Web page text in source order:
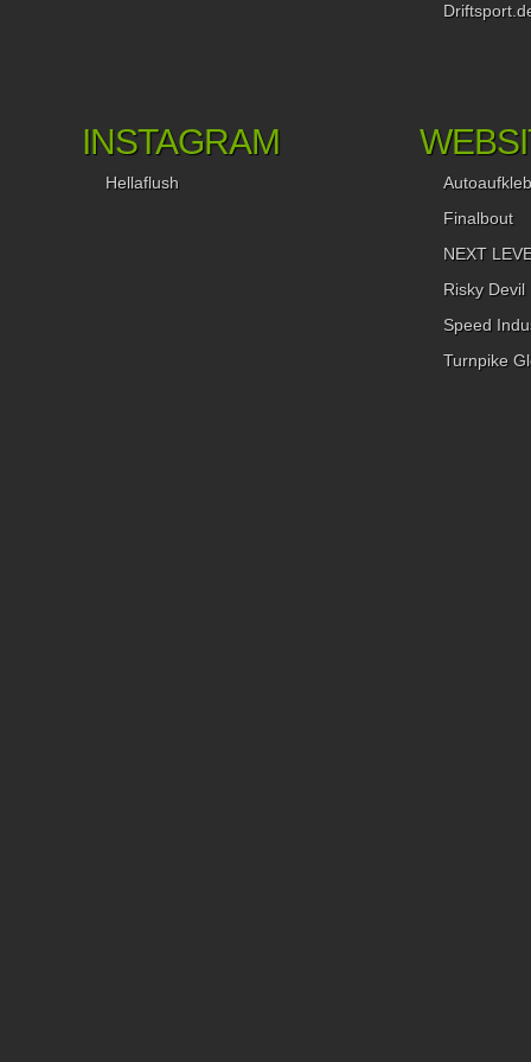
und Türschlossbeleuchtungen sind verschwunden und auch
elektrischen Spiegeln, Fenstern und der Zentralverriegelung
ergänzt, die zusammen mit der Servolenkung, der vielfach
verstellbaren Intervallschaltung der Scheibenwischer, den
Ausstiegsleuchten in allen Türen und dem kompletten
komfortablen Aufenthalt sorgt. Der Playboy-Bunny des
Vorbesitzers verleiht dem Birdy die perfekte Naughty
Note. Die bereits montierten und eingetragenen ATF-
B in 7×15″ (glücklicherweise inklusive Gutachten) waren ein
zusätzliches Bonbon, leider hatte das Salz der vielen
Winter seit 1989 bereits ganze Arbeit geleistet. Aber dazu
INSTAGRAM
Hellaflush
Finalbout
NEXT
Risky Devil
Speed
Turnpike